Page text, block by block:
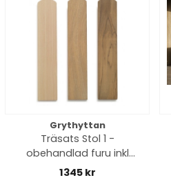
Grythyttan
Träsats Stol 1 -
obehandlad furu inkl
skruv
1345 kr